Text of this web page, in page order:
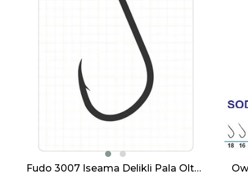
Fudo 3007 Iseama Delikli Pala Olta Teflon İğne Kanca Owner 50284 Sode Kanca İğnesi